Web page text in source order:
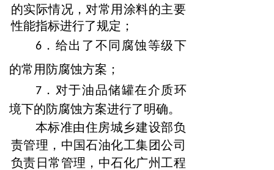
的实际情况，对常用涂料的主要
性能指标进行了规定；
6．给出了不同腐蚀等级下
的常用防腐蚀方案；
7．对于油品储罐在介质环
境下的防腐蚀方案进行了明确。
本标准由住房城乡建设部负
责管理，中国石油化工集团公司
负责日常管理，中石化广州工程